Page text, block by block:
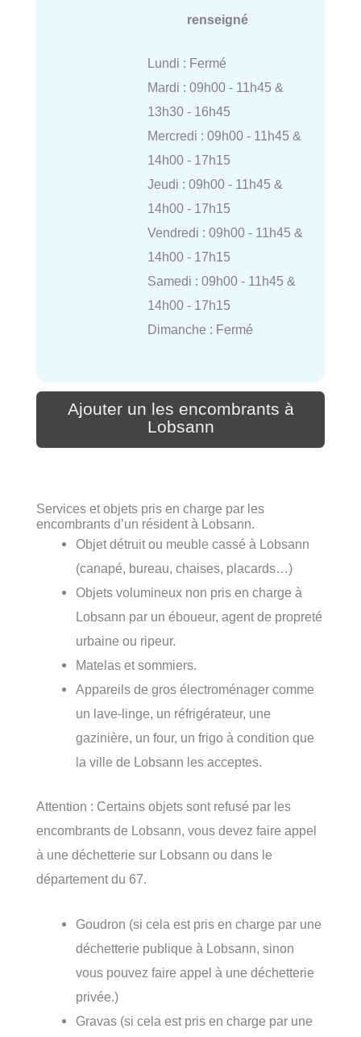
renseigné
Lundi : Fermé
Mardi : 09h00 - 11h45 &
13h30 - 16h45
Mercredi : 09h00 - 11h45 &
14h00 - 17h15
Jeudi : 09h00 - 11h45 &
14h00 - 17h15
Vendredi : 09h00 - 11h45 &
14h00 - 17h15
Samedi : 09h00 - 11h45 &
14h00 - 17h15
Dimanche : Fermé
Ajouter un les encombrants à
Lobsann
Services et objets pris en charge par les
encombrants d’un résident à Lobsann.
Objet détruit ou meuble cassé à Lobsann
(canapé, bureau, chaises, placards…)
Objets volumineux non pris en charge à
Lobsann par un éboueur, agent de propreté
urbaine ou ripeur.
Matelas et sommiers.
Appareils de gros électroménager comme
un lave-linge, un réfrigérateur, une
gazinière, un four, un frigo à condition que
la ville de Lobsann les acceptes.
Attention : Certains objets sont refusé par les
encombrants de Lobsann, vous devez faire appel
à une déchetterie sur Lobsann ou dans le
département du 67.
Goudron (si cela est pris en charge par une
déchetterie publique à Lobsann, sinon
vous pouvez faire appel à une déchetterie
privée.)
Gravas (si cela est pris en charge par une